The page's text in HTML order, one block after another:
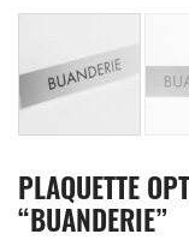
PLAQUETTE
“BUANDERIE”